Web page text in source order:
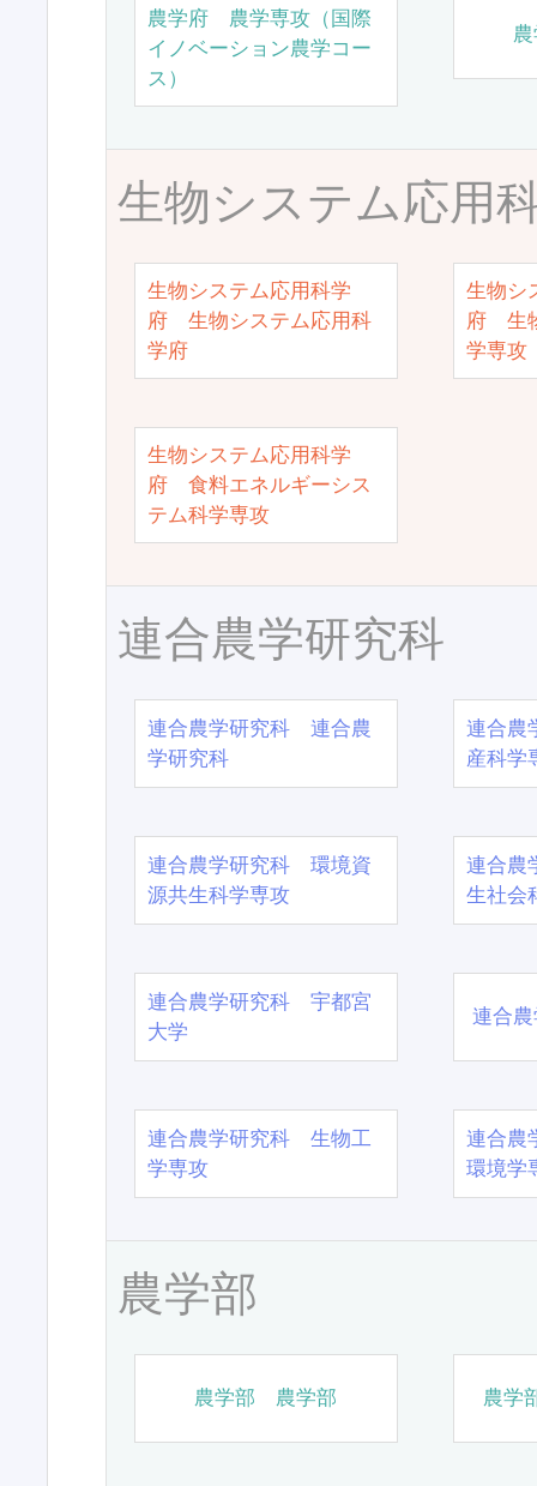
農学府 農学専攻（国際
イノベーション農学コー
ス）
生物システム応用
生物システム応用科学
府 生物システム応用科
学府
生物シ
府 生
学専攻
生物システム応用科学
府 食料エネルギーシス
テム科学専攻
連合農学研究科
連合農学研究科 連合農
学研究科
連合農
産科学
連合農学研究科 環境資
源共生科学専攻
連合農
生社会
連合農学研究科 宇都宮
大学
連合
連合農学研究科 生物工
学専攻
連合農
環境学
農学部
農学部 農学部 農学